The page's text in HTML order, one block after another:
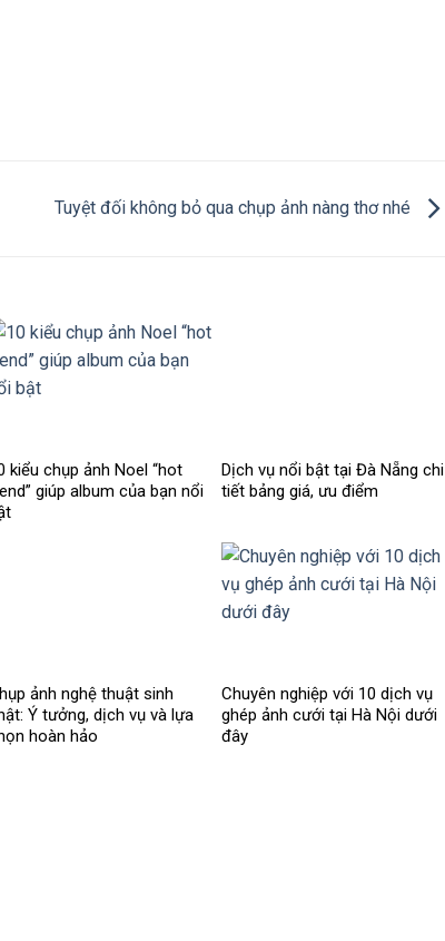
Tuyệt đối không bỏ qua chụp ảnh nàng thơ nhé
kiểu chụp ảnh Noel “hot
giúp album của bạn nổi
Dịch vụ nổi bật tại Đà Nẵng chi
tiết bảng giá, ưu điểm
ảnh nghệ thuật sinh
Ý tưởng, dịch vụ và lựa
hoàn hảo
Chuyên nghiệp với 10 dịch vụ
ghép ảnh cưới tại Hà Nội dưới
đây